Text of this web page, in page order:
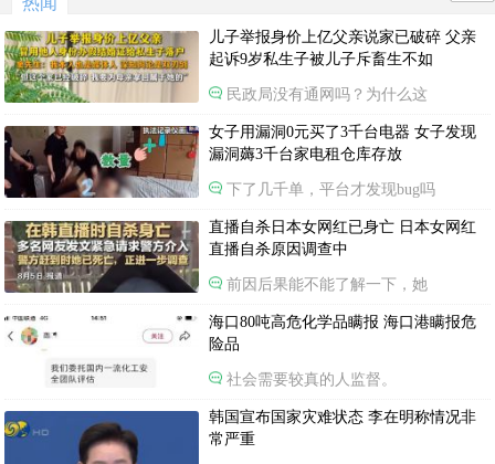
儿子举报身价上亿父亲说家已破碎 父亲
起诉9岁私生子被儿子斥畜生不如
民政局没有通网吗？为什么这
女子用漏洞0元买了3千台电器 女子发现
漏洞薅3千台家电租仓库存放
下了几千单，平台才发现bug吗
直播自杀日本女网红已身亡 日本女网红
直播自杀原因调查中
前因后果能不能了解一下，她
海口80吨高危化学品瞒报 海口港瞒报危
险品
社会需要较真的人监督。
韩国宣布国家灾难状态 李在明称情况非
常严重